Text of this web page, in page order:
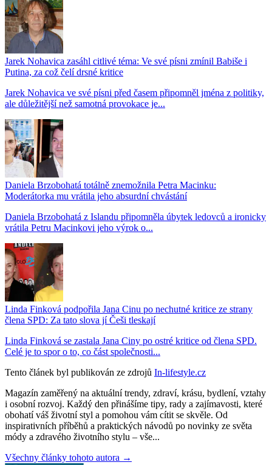
Jarek Nohavica zasáhl citlivé téma: Ve své písni zmínil Babiše i
Putina, za což čelí drsné kritice
Jarek Nohavica ve své písni před časem připomněl jména z politiky,
ale důležitější než samotná provokace je...
Daniela Brzobohatá totálně znemožnila Petra Macinku:
Moderátorka mu vrátila jeho absurdní chvástání
Daniela Brzobohatá z Islandu připomněla úbytek ledovců a ironicky
vrátila Petru Macinkovi jeho výrok o...
Linda Finková podpořila Jana Cinu po nechutné kritice ze strany
člena SPD: Za tato slova jí Češi tleskají
Linda Finková se zastala Jana Ciny po ostré kritice od člena SPD.
Celé je to spor o to, co část společnosti...
Tento článek byl publikován ze zdrojů In-lifestyle.cz
Magazín zaměřený na aktuální trendy, zdraví, krásu, bydlení, vztahy
i osobní rozvoj. Každý den přinášíme tipy, rady a zajímavosti, které
obohatí váš životní styl a pomohou vám cítit se skvěle. Od
inspirativních příběhů a praktických návodů po novinky ze světa
módy a zdravého životního stylu – vše...
Všechny články tohoto autora →